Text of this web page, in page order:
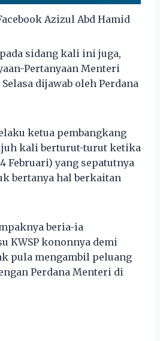
Azizul Abd Hamid
sidang kali ini juga,
Pertanyaan Menteri
dijawab oleh Perdana
ketua pembangkang
kali berturut-turut ketika
Februari) yang sepatutnya
bertanya hal berkaitan
beria-ia
KWSP kononnya demi
pula mengambil peluang
Perdana Menteri di